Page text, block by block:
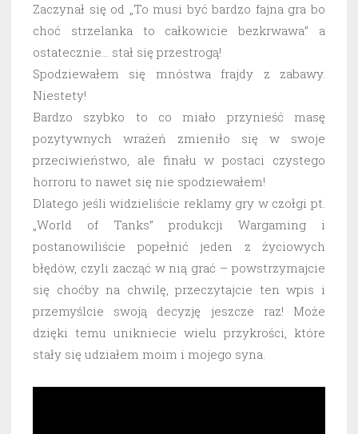
Zaczynał się od „To musi być bardzo fajna gra bo
choć strzelanka to całkowicie bezkrwawa” a
ostatecznie… stał się przestrogą!
Spodziewałem się mnóstwa frajdy z zabawy.
Niestety!
Bardzo szybko to co miało przynieść masę
pozytywnych wrażeń zmieniło się w swoje
przeciwieństwo, ale finału w postaci czystego
horroru to nawet się nie spodziewałem!
Dlatego jeśli widzieliście reklamy gry w czołgi pt.
„World of Tanks” produkcji Wargaming i
postanowiliście popełnić jeden z życiowych
błędów, czyli zacząć w nią grać – powstrzymajcie
się choćby na chwilę, przeczytajcie ten wpis i
przemyślcie swoją decyzję jeszcze raz! Może
dzięki temu unikniecie wielu przykrości, które
stały się udziałem moim i mojego syna.